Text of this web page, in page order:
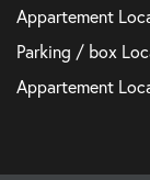
Appartement
Parking / box
Appartement